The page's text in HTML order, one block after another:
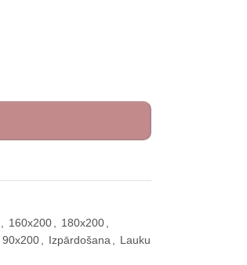
160x200 180x200
90x200 Izpārdošana
Lauku